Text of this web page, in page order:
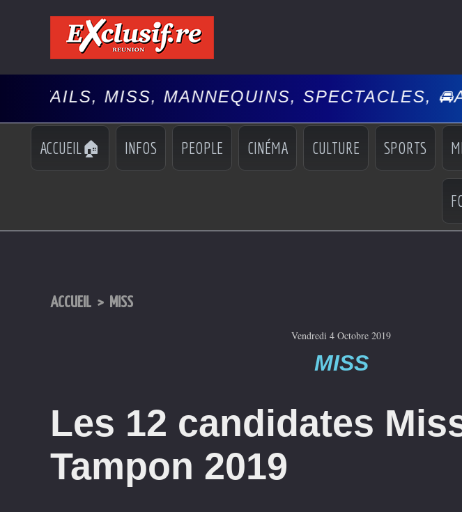
MANNEQUINS, SPECTACLES, 🚘AUTO•
ACCUEIL🏠 INFOS PEOPLE CINÉMA CULTURE SPORTS
ACCUEIL > MISS
Vendredi 4 Octobre 2019
MISS
Les 12 candidates
Tampon 2019